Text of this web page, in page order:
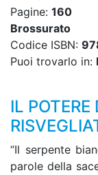
Pagine: 160
Brossurato
Codice ISBN:
Puoi trovarlo in:
IL POTERE
“Il serpente
parole della